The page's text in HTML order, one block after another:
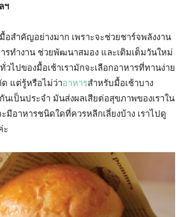
ฯ
อสำคัญอย่างมาก เพราะจะช่วยชาร์จพลังงาน
รทำงาน ช่วยพัฒนาสมอง และเติมเต็มวันใหม่
วไปของมื้อเช้าเรามักจะเลือกอาหารที่ทานง่าย
ด แต่รู้หรือไม่ว่าอาหารสำหรับมื้อเช้าบาง
นเป็นประจำ มันส่งผลเสียต่อสุขภาพของเราใน
มีอาหารชนิดใดที่ควรหลีกเลี่ยงบ้าง เราไปดู
ะ